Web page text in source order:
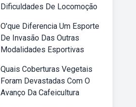
Dificuldades De Locomoção
O'que Diferencia Um Esporte
De Invasão Das Outras
Modalidades Esportivas
Quais Coberturas Vegetais
Foram Devastadas Com O
Avanço Da Cafeicultura